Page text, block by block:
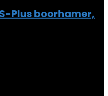
Plus boorhamer,